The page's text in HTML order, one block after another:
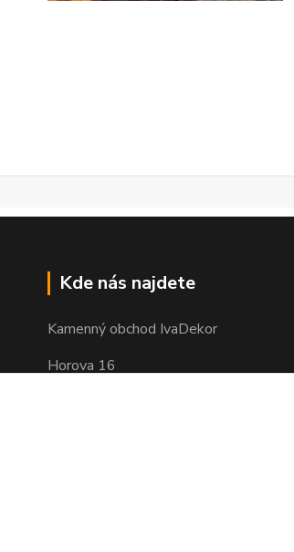
Kde nás najdete
Kamenný obchod IvaDekor
Horova 16